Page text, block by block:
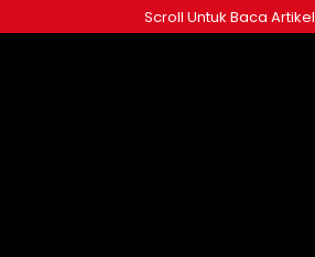
ke
Scroll Untuk Baca Artikel